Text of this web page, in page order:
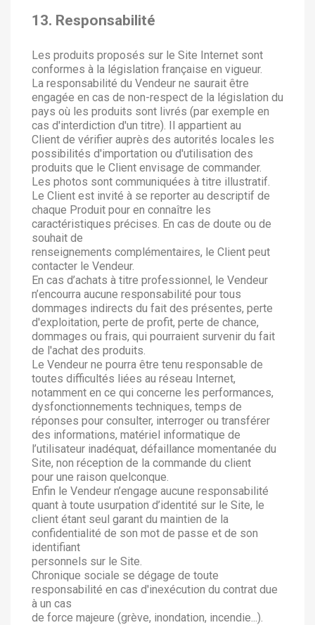
13. Responsabilité
Les produits proposés sur le Site Internet sont
conformes à la législation française en vigueur.
La responsabilité du Vendeur ne saurait être
engagée en cas de non-respect de la législation du
pays où les produits sont livrés (par exemple en
cas d'interdiction d'un titre). Il appartient au
Client de vérifier auprès des autorités locales les
possibilités d'importation ou d'utilisation des
produits que le Client envisage de commander.
Les photos sont communiquées à titre illustratif.
Le Client est invité à se reporter au descriptif de
chaque Produit pour en connaître les
caractéristiques précises. En cas de doute ou de
souhait de
renseignements complémentaires, le Client peut
contacter le Vendeur.
En cas d’achats à titre professionnel, le Vendeur
n’encourra aucune responsabilité pour tous
dommages indirects du fait des présentes, perte
d'exploitation, perte de profit, perte de chance,
dommages ou frais, qui pourraient survenir du fait
de l'achat des produits.
Le Vendeur ne pourra être tenu responsable de
toutes difficultés liées au réseau Internet,
notamment en ce qui concerne les performances,
dysfonctionnements techniques, temps de
réponses pour consulter, interroger ou transférer
des informations, matériel informatique de
l’utilisateur inadéquat, défaillance momentanée du
Site, non réception de la commande du client
pour une raison quelconque.
Enfin le Vendeur n’engage aucune responsabilité
quant à toute usurpation d’identité sur le Site, le
client étant seul garant du maintien de la
confidentialité de son mot de passe et de son
identifiant
personnels sur le Site.
Chronique sociale se dégage de toute
responsabilité en cas d'inexécution du contrat due
à un cas
de force majeure (grève, inondation, incendie...).